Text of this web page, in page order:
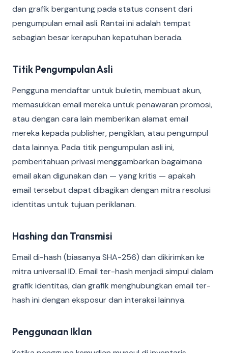
dan grafik bergantung pada status consent dari
pengumpulan email asli. Rantai ini adalah tempat
sebagian besar kerapuhan kepatuhan berada.
Titik Pengumpulan Asli
Pengguna mendaftar untuk buletin, membuat akun,
memasukkan email mereka untuk penawaran promosi,
atau dengan cara lain memberikan alamat email
mereka kepada publisher, pengiklan, atau pengumpul
data lainnya. Pada titik pengumpulan asli ini,
pemberitahuan privasi menggambarkan bagaimana
email akan digunakan dan — yang kritis — apakah
email tersebut dapat dibagikan dengan mitra resolusi
identitas untuk tujuan periklanan.
Hashing dan Transmisi
Email di-hash (biasanya SHA-256) dan dikirimkan ke
mitra universal ID. Email ter-hash menjadi simpul dalam
grafik identitas, dan grafik menghubungkan email ter-
hash ini dengan eksposur dan interaksi lainnya.
Penggunaan Iklan